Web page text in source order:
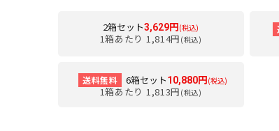
2箱セット3,629円 (税込)
1箱あたり 1,814円 (税込)
送料無料 6箱セット10,880円 (税込)
1箱あたり 1,813円 (税込)